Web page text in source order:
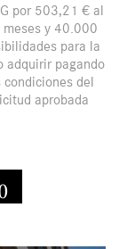
por 503,21 € al
y 40.000
para la
adquirir pagando
del
aprobada